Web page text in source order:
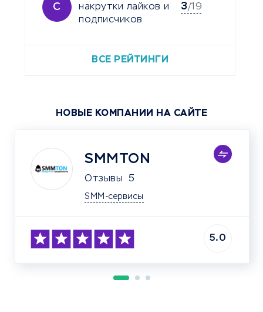
С
накрутки лайков и
подписчиков
3/19
ВСЕ РЕЙТИНГИ
НОВЫЕ КОМПАНИИ НА САЙТЕ
SMMTON
Отзывы 5
SMM-сервисы
5.0